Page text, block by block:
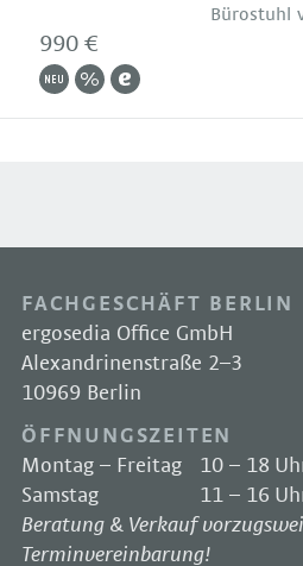
Bürostuhl
990 €
FACHGESCHÄFT BERLIN
ergosedia Office GmbH
Alexandrinenstraße 2–3
10969 Berlin
ÖFFNUNGSZEITEN
Montag – Freitag
10 – 18
Samstag
11 – 16
Beratung & Verkauf
Terminvereinbarung!